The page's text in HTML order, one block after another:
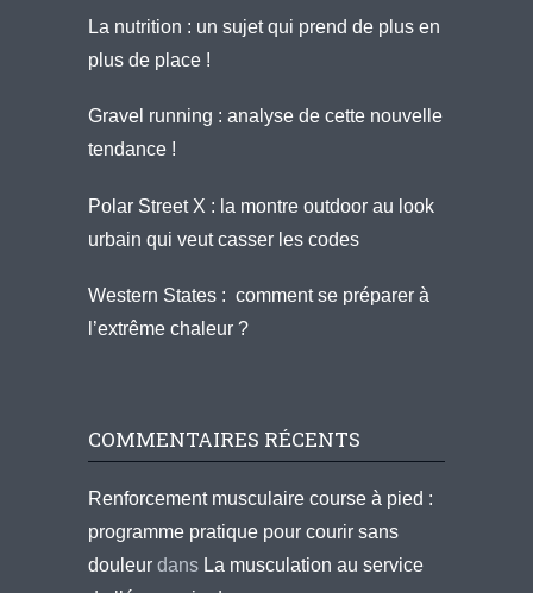
La nutrition : un sujet qui prend de plus en
plus de place !
Gravel running : analyse de cette nouvelle
tendance !
Polar Street X : la montre outdoor au look
urbain qui veut casser les codes
Western States : comment se préparer à
l’extrême chaleur ?
COMMENTAIRES RÉCENTS
Renforcement musculaire course à pied :
programme pratique pour courir sans
douleur dans La musculation au service